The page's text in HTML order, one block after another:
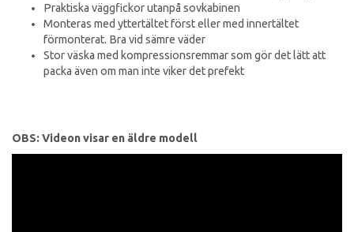
Praktiska väggfickor utanpå sovkabinen
Monteras med yttertältet först eller med innertältet
förmonterat. Bra vid sämre väder
Stor väska med kompressionsremmar som gör det lätt att
packa även om man inte viker det prefekt
OBS: Videon visar en äldre modell